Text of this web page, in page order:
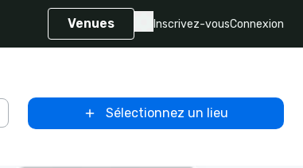
Venues Inscrivez-vousConnexion
Sélectionnez un lieu